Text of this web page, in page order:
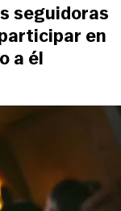
seguidoras
en
a él